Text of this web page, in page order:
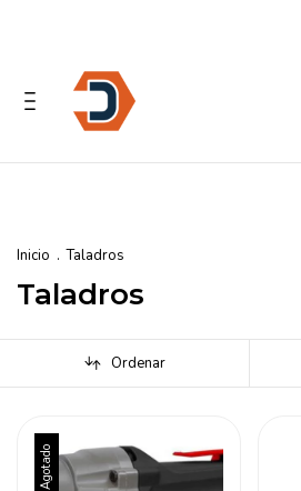
Inicio . Taladros
Taladros
Ordenar
Agotado